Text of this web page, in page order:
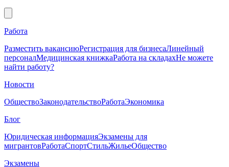
Работа
Разместить вакансиюРегистрация для бизнесаЛинейный
персоналМедицинская книжкаРабота на складахНе можете
найти работу?
Новости
ОбществоЗаконодательствоРаботаЭкономика
Блог
Юридическая информацияЭкзамены для
мигрантовРаботаСпортСтильЖильеОбщество
Экзамены